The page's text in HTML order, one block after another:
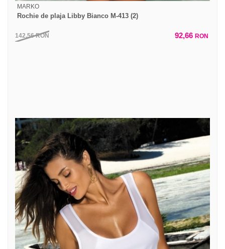
MARKO
Rochie de plaja Libby Bianco M-413 (2)
142,56RON 92,66 RON